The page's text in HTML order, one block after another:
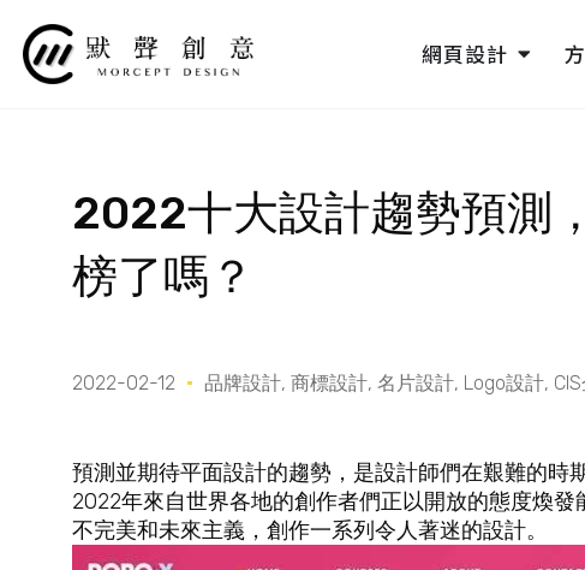
網頁設計 Open
2022十大設計趨勢預測
榜了嗎？
2022-02-12 品牌設計, 商標設計, 名片設計, Logo設計,
預測並期待平面設計的趨勢，是設計師們在艱難的時
2022年來自世界各地的創作者們正以開放的態度煥
不完美和未來主義，創作一系列令人著迷的設計。